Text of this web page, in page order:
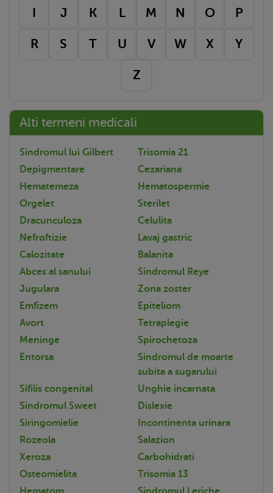
I J K L M N O P
R S T U V W X Y
Z
Alti termeni medicali
Sindromul lui Gilbert
Trisomia 21
Depigmentare
Cezariana
Hematemeza
Hematospermie
Orgelet
Sterilet
Dracunculoza
Celulita
Nefroftizie
Lavaj gastric
Calozitate
Balanita
Abces al sanului
Sindromul Reye
Jugulara
Zona zoster
Emfizem
Epiteliom
Avort
Tetraplegie
Meninge
Spirochetoza
Entorsa
Sindromul de moarte
subita a sugarului
Sifilis congenital
Unghie incarnata
Sindromul Sweet
Dislexie
Siringomielie
Incontinenta urinara
Rozeola
Salazion
Xeroza
Carbohidrati
Osteomielita
Trisomia 13